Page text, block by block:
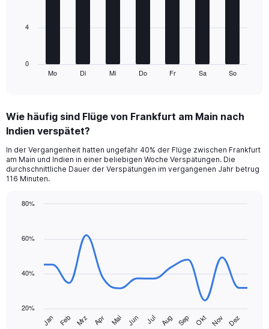
Number
The
Range:
7
The
chart
has
Y
values.
to
12.
Mo Di Mi Do Fr Sa So
0
4
Wie häufig sind Flüge von Frankfurt am Main nach
Indien verspätet?
In der Vergangenheit hatten ungefähr 40% der Flüge zwischen Frankfurt
am Main und Indien in einer beliebigen Woche Verspätungen. Die
durchschnittliche Dauer der Verspätungen im vergangenen Jahr betrug
116 Minuten.
with
points.
has
Jan Feb Mrz Apr Mai Jun Jul Aug Sep Okt Nov Dez
20%
40%
60%
80%